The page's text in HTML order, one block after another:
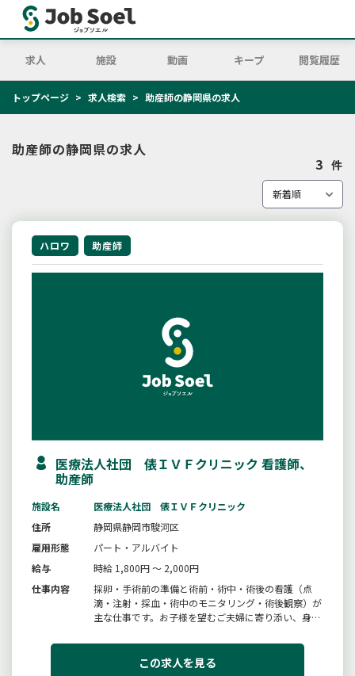
求人 施設 動画 キープ 閲覧履歴
トップページ 求人検索 助産師の静岡県の求人
助産師の静岡県の求人
3 件
ハロワ 助産師
医療法人社団 俵ＩＶＦクリニック 看護師、
助産師
施設名
医療法人社団 俵ＩＶＦクリニック
住所
静岡県静岡市駿河区
雇用形態
パート・アルバイト
給与
時給 1,800円 ～ 2,000円
仕事内容
採卵・手術前の準備と術前・術中・術後の看護（点
滴・注射・採血・術中のモニタリング・術後観察）が
主な仕事です。お子様を望むご夫婦に寄り添い、身体
合わせて様々なサポートをしています。不妊看護、産
婦人科未経験の方でも大丈夫です。一人でできるまで
この求人を見る